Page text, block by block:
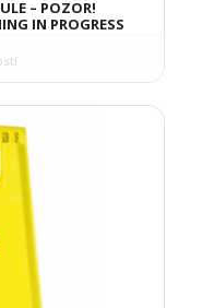
– POZOR!
IN PROGRESS